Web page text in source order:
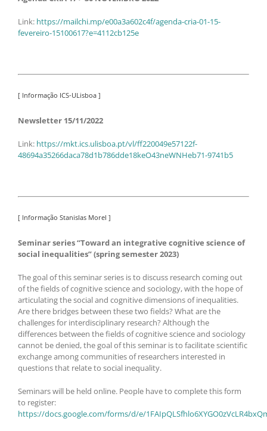
Link: https://mailchi.mp/e00a3a602c4f/agenda-cria-01-15-
fevereiro-15100617?e=4112cb125e
[ Informação ICS-ULisboa ]
Newsletter 15/11/2022
Link: https://mkt.ics.ulisboa.pt/vl/ff220049e57122f-
48694a35266daca78d1b786dde18keO43neWNHeb71-9741b5
[ Informação Stanislas Morel ]
Seminar series “Toward an integrative cognitive science of
social inequalities” (spring semester 2023)
The goal of this seminar series is to discuss research coming out
of the fields of cognitive science and sociology, with the hope of
articulating the social and cognitive dimensions of inequalities.
Are there bridges between these two fields? What are the
challenges for interdisciplinary research? Although the
differences between the fields of cognitive science and sociology
cannot be denied, the goal of this seminar is to facilitate scientific
exchange among communities of researchers interested in
questions that relate to social inequality.
Seminars will be held online. People have to complete this form
to register:
https://docs.google.com/forms/d/e/